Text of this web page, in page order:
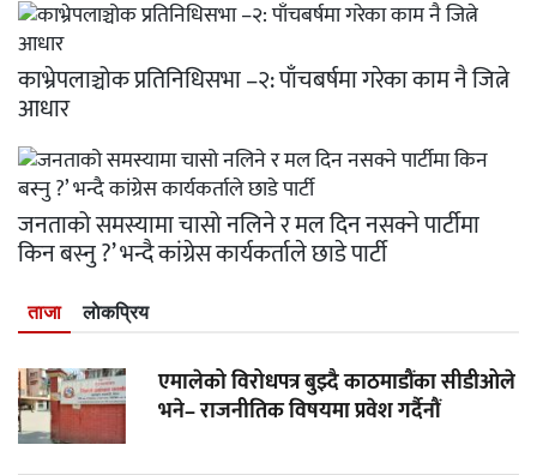
काभ्रेपलाञ्चोक प्रतिनिधिसभा –२: पाँचबर्षमा गरेका काम नै जित्ने
आधार
जनताको समस्यामा चासो नलिने र मल दिन नसक्ने पार्टीमा
किन बस्नु ?’ भन्दै कांग्रेस कार्यकर्ताले छाडे पार्टी
ताजा लाेकप्रिय
एमालेको विरोधपत्र बुझ्दै काठमाडौंका सीडीओले
भने– राजनीतिक विषयमा प्रवेश गर्दैनौं